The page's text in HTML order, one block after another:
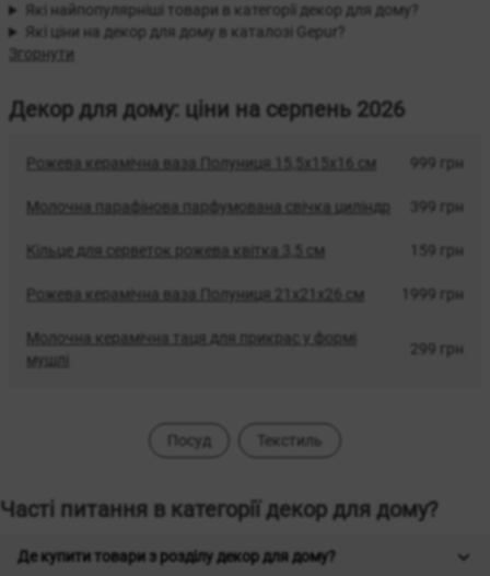
Які найпопулярніші товари в категорії декор для дому?
Які ціни на декор для дому в каталозі Gepur?
Згорнути
Декор для дому: ціни на серпень 2026
Рожева керамічна ваза Полуниця 15,5х15х16 см 999 грн
Молочна парафінова парфумована свічка циліндр 399 грн
Кільце для серветок рожева квітка 3,5 см 159 грн
Рожева керамічна ваза Полуниця 21х21х26 см 1999 грн
Молочна керамічна таця для прикрас у формі
мушлі
299 грн
Посуд Текстиль
Часті питання в категорії декор для дому?
Де купити товари з розділу декор для дому?